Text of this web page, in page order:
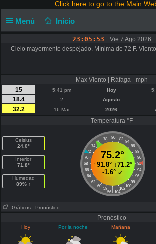
Click here to go to the Main
Menú Inicio
23:05:54
Vie 7 Ago 2026
Cielo mayormente despejado. Mínima de 72 F.
Max Viento | Ráfaga - mph
15
5:41 pm Hoy
18.4
2 Agosto
32.2
16 Mar 2026
Temperatura °F
Celsius
24.0°
Interior
71.8°
Humedad
89% ↑
80
78 82
76
84
74
86
72
88
70
90
68
92
66
94
64
96
62
98
60
100
58 102
|
56 104
75.2°
↑91.8°↓71.2°
-1.6°↙
Gráficos - Pronóstico
Pronóstico
Hoy
Por la noche Mañana